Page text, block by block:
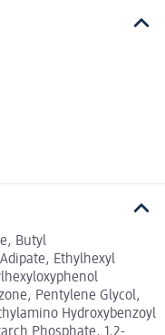
Butyl
Ethylhexyl
Pentylene Glycol,
Hydroxybenzoyl
Phosphate, 1,2-